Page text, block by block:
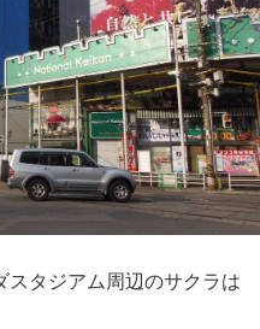
スタジアム周辺のサクラは